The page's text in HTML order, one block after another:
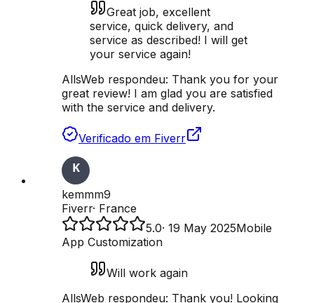
Great job, excellent
service, quick delivery, and
service as described! I will get
your service again!
AllsWeb respondeu: Thank you for your
great review! I am glad you are satisfied
with the service and delivery.
Verificado em Fiverr
kemmm9
Fiverr· France
5.0· 19 May 2025Mobile
App Customization
Will work again
AllsWeb respondeu: Thank you! Looking